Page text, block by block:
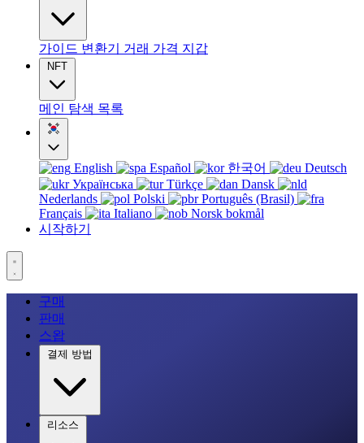
가이드 변환기 거래 가격 지갑
NFT
메인 탐색 목록
English Español 한국어
Deutsch
Українська
Türkçe
Dansk
Nederlands
Polski
Português (Brasil)
Français
Italiano
Norsk bokmål
시작하기
구매
판매
스왑
결제 방법
리소스